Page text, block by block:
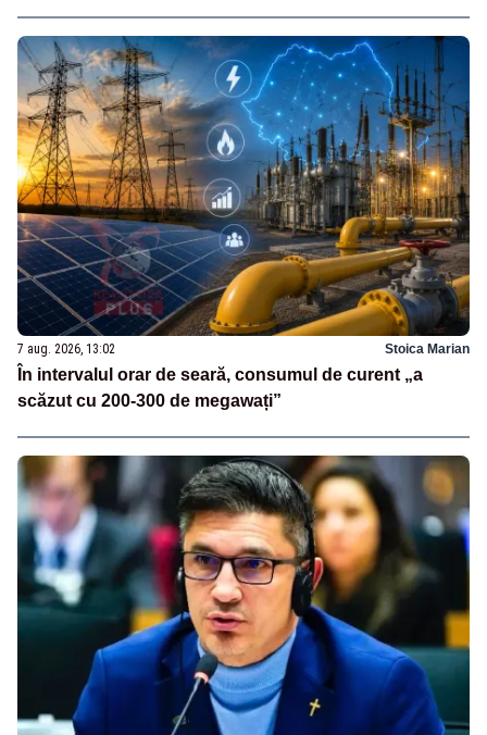
7 aug. 2026, 13:02 Stoica Marian
În intervalul orar de seară, consumul de curent „a
scăzut cu 200-300 de megawați”